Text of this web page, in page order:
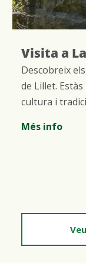
Visita a
Descobreix
de Lillet.
cultura i
Més info